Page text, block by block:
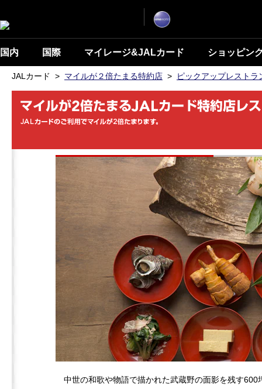
ゲ
ー
ン
を
ス
国内 国際 マイレージ&JALカード ショッピン
か
ら
本
JALカード > マイルが２倍たまる特約店 > ピックアップレストラ
中世の和歌や物語で描かれた武蔵野の面影を残す600